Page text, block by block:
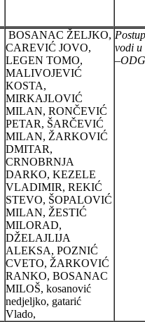
BOSANAC ŽELJKO,
CAREVIĆ JOVO,
LEGEN TOMO,
MALIVOJEVIĆ
KOSTA,
MIRKAJLOVIĆ
MILAN, RONČEVIĆ
PETAR, ŠARČEVIĆ
MILAN, ŽARKOVIĆ
DMITAR,
CRNOBRNJA
DARKO, KEZELE
VLADIMIR, REKIĆ
STEVO, ŠOPALOVIĆ
MILAN, ŽESTIĆ
MILORAD,
DŽELAJLIJA
ALEKSA, POZNIĆ
CVETO, ŽARKOVIĆ
RANKO, BOSANAC
MILOŠ, kosanović
nedjeljko, gatarić
Vlado,
vodi u